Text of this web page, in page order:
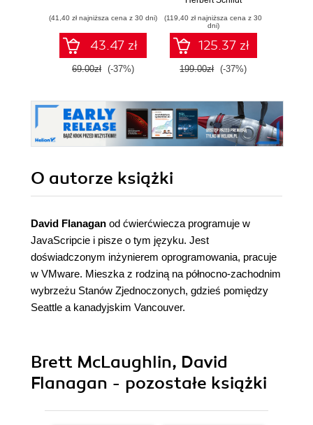
(41,40 zł najniższa cena z 30 dni)
43.47 zł
69.00zł (-37%)
(119,40 zł najniższa cena z 30
dni)
125.37 zł
199.00zł (-37%)
O autorze książki
David Flanagan od ćwierćwiecza programuje w
JavaScripcie i pisze o tym języku. Jest
doświadczonym inżynierem oprogramowania, pracuje
w VMware. Mieszka z rodziną na północno-zachodnim
wybrzeżu Stanów Zjednoczonych, gdzieś pomiędzy
Seattle a kanadyjskim Vancouver.
Brett McLaughlin, David
Flanagan - pozostałe książki